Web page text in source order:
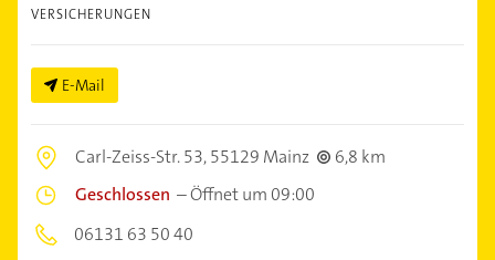
VERSICHERUNGEN
E-Mail
Carl-Zeiss-Str. 53,55129 Mainz
6,8 km
Geschlossen –Öffnet um 09:00
06131 63 50 40